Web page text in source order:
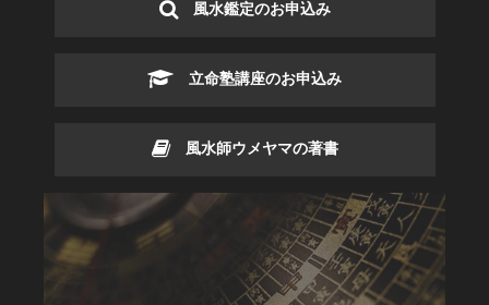
風水鑑定のお申込み
立命塾講座のお申込み
風水師ウメヤマの著書